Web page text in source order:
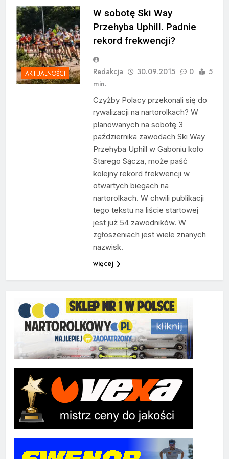
AKTUALNOŚCI
W sobotę Ski Way
Przehyba Uphill. Padnie
rekord frekwencji?
Redakcja 30.09.2015 0
5
min.
Czyżby Polacy przekonali się do
rywalizacji na nartorolkach? W
planowanych na sobotę 3
października zawodach Ski Way
Przehyba Uphill w Gaboniu koło
Starego Sącza, może paść
kolejny rekord frekwencji w
otwartych biegach na
nartorolkach. W chwili publikacji
tego tekstu na liście startowej
jest już 54 zawodników. W
zgłoszeniach jest wiele znanych
nazwisk.
więcej